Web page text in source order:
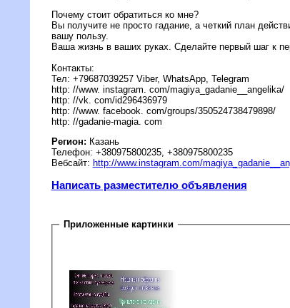
Почему стоит обратиться ко мне?
Вы получите не просто гадание, а четкий план
вашу пользу.
Ваша жизнь в ваших руках. Сделайте первый шаг к
Контакты:
Тел: +79687039257 Viber, WhatsApp, Telegram
http: //www. instagram. com/magiya_gadanie__angelika/
http: //vk. com/id296436979
http: //www. facebook. com/groups/350524738479898/
http: //gadanie-magia. com
Регион: Казань
Телефон: +380975800235, +380975800235
Вебсайт: http://www.instagram.com/
Написать разместителю объявления
Приложенные картинки